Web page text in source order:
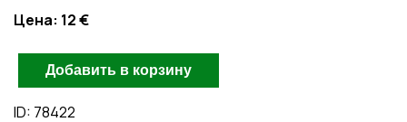
Цена: 12 €
ID: 78422